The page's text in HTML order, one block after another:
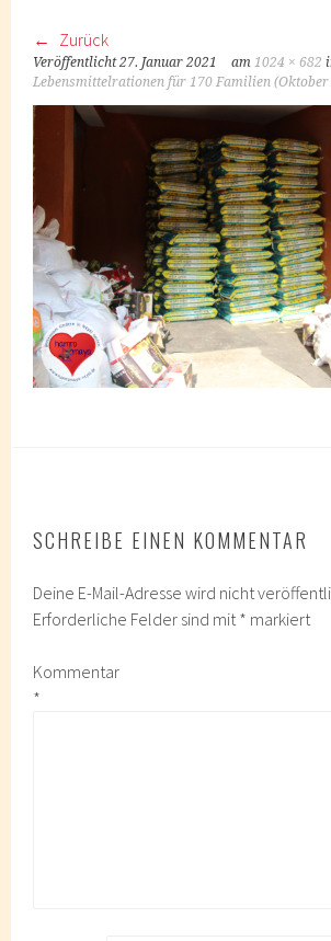
Zurück
Veröffentlicht27. Januar 2021 am1024 × 682
Lebensmittelrationen für 170 Familien (Oktober
SCHREIBE EINEN KOMMENTAR
Deine E-Mail-Adresse wird nicht
Erforderliche Felder sind mit * markiert
Kommentar
*